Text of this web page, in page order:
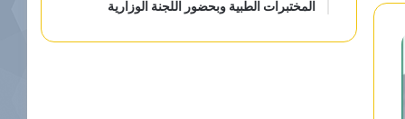
المختبرات الطبية وبحضور اللجنة الوزارية